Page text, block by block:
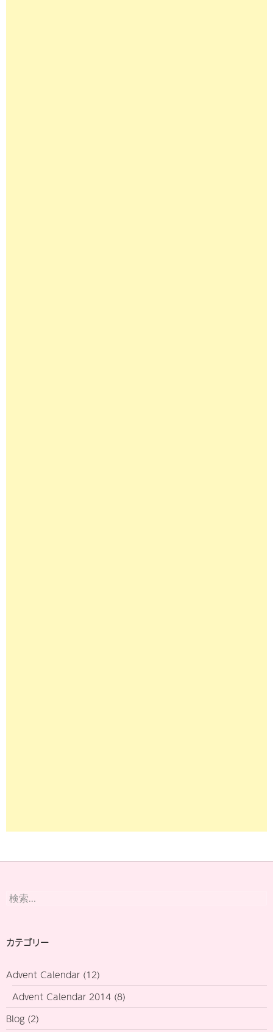
検
索:
カテゴリー
Advent Calendar (12)
Advent Calendar 2014 (8)
Blog (2)